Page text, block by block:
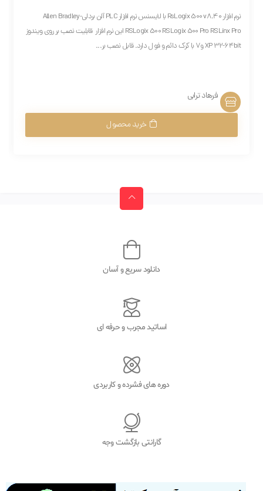
نرم افزار RsLogix 500 v8.40 با لایسنس نرم افزار PLC آلن بردلی-Allen Bradley
RSLogix 500 RSLogix 500 Pro RSLinx Pro این نرم افزار قابلیت نصب بر روی ویندوز
XP 32-64bit و7 با کرک دائم و فول دارد. قابل نصب بر...
فرهاد ترابی
خرید محصول
دانلود سریع و آسان
اساتید مجرب و حرفه ای
دوره های فشرده و کاربردی
گارانتی بازگشت وجه